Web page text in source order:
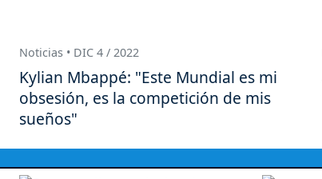
Noticias • DIC 4 / 2022
Kylian Mbappé: "Este Mundial es mi
obsesión, es la competición de mis
sueños"